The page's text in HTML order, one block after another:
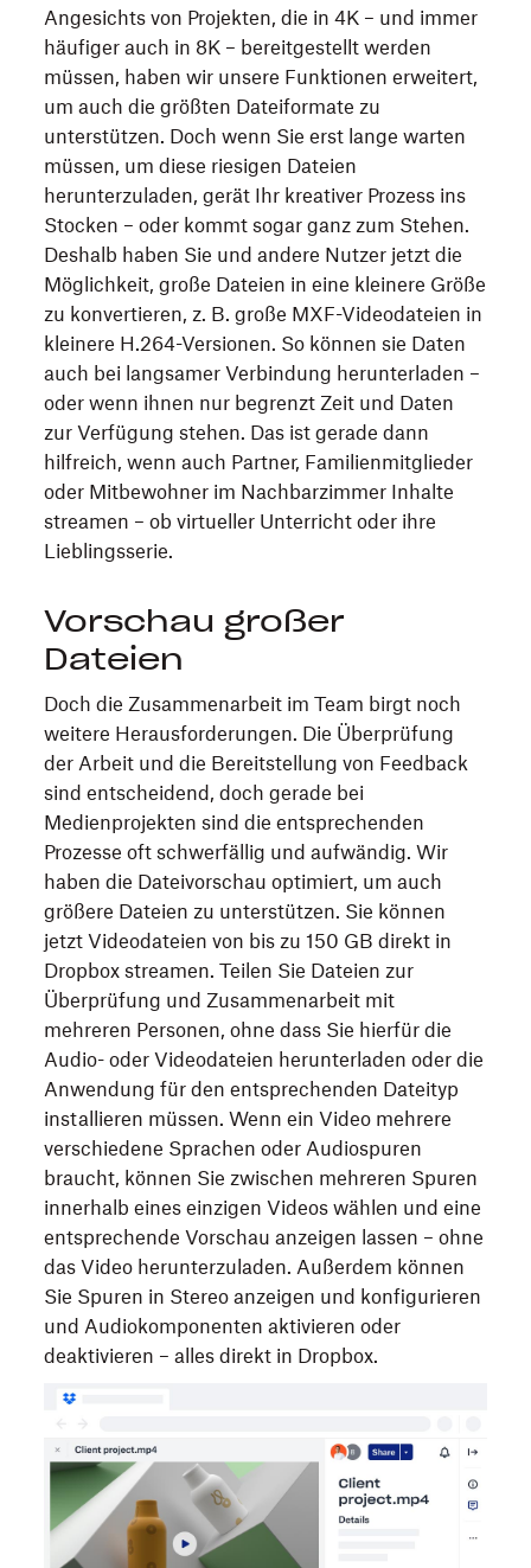
Angesichts von Projekten, die in 4K – und immer
häufiger auch in 8K – bereitgestellt werden
müssen, haben wir unsere Funktionen erweitert,
um auch die größten Dateiformate zu
unterstützen. Doch wenn Sie erst lange warten
müssen, um diese riesigen Dateien
herunterzuladen, gerät Ihr kreativer Prozess ins
Stocken – oder kommt sogar ganz zum Stehen.
Deshalb haben Sie und andere Nutzer jetzt die
Möglichkeit, große Dateien in eine kleinere Größe
zu konvertieren, z. B. große MXF-Videodateien in
kleinere H.264-Versionen. So können sie Daten
auch bei langsamer Verbindung herunterladen –
oder wenn ihnen nur begrenzt Zeit und Daten
zur Verfügung stehen. Das ist gerade dann
hilfreich, wenn auch Partner, Familienmitglieder
oder Mitbewohner im Nachbarzimmer Inhalte
streamen – ob virtueller Unterricht oder ihre
Lieblingsserie.
Vorschau großer
Dateien
Doch die Zusammenarbeit im Team birgt noch
weitere Herausforderungen. Die Überprüfung
der Arbeit und die Bereitstellung von Feedback
sind entscheidend, doch gerade bei
Medienprojekten sind die entsprechenden
Prozesse oft schwerfällig und aufwändig. Wir
haben die Dateivorschau optimiert, um auch
größere Dateien zu unterstützen. Sie können
jetzt Videodateien von bis zu 150 GB direkt in
Dropbox streamen. Teilen Sie Dateien zur
Überprüfung und Zusammenarbeit mit
mehreren Personen, ohne dass Sie hierfür die
Audio- oder Videodateien herunterladen oder die
Anwendung für den entsprechenden Dateityp
installieren müssen. Wenn ein Video mehrere
verschiedene Sprachen oder Audiospuren
braucht, können Sie zwischen mehreren Spuren
innerhalb eines einzigen Videos wählen und eine
entsprechende Vorschau anzeigen lassen – ohne
das Video herunterzuladen. Außerdem können
Sie Spuren in Stereo anzeigen und konfigurieren
und Audiokomponenten aktivieren oder
deaktivieren – alles direkt in Dropbox.